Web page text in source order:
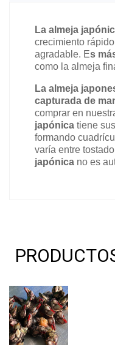
La almeja
crecimiento
agradable. Es
como la almeja
La almeja
capturada de
comprar en
japónica tiene
formando
varía entre
japónica no es